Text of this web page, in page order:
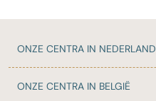
ONZE CENTRA IN NEDERLAND
ONZE CENTRA IN BELGIË